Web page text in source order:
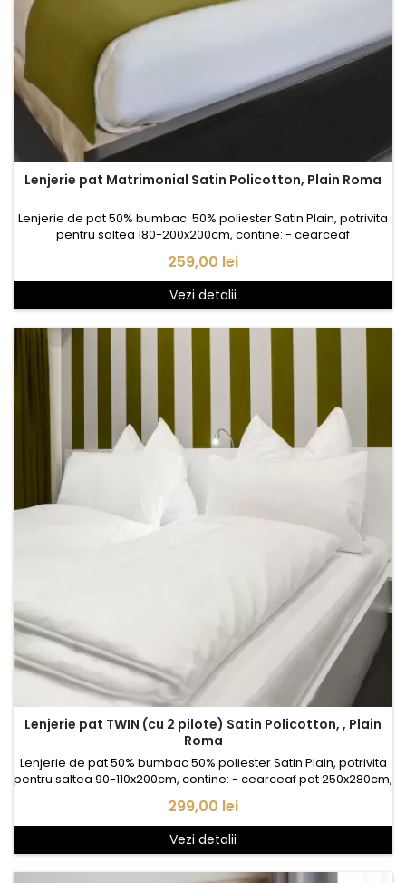
Lenjerie pat Matrimonial Satin Policotton, Plain Roma
Lenjerie de pat 50% bumbac 50% poliester Satin Plain, potrivita
pentru saltea 180-200x200cm, contine: - cearceaf
pat 250x280cm, Satin plain - husa pilota 1* 200x220cm, Satin
Satin plain - fata perna 2* 50x70cm, Satin plain
Pret
259,00 lei
Vezi detalii
Lenjerie pat TWIN (cu 2 pilote) Satin Policotton, , Plain
Roma
Lenjerie de pat 50% bumbac 50% poliester Satin Plain, potrivita
pentru saltea 90-110x200cm, contine: - cearceaf pat 250x280cm,
Satin plain - husa pilota 2* 150x210cm, Satin Satin plain - fata
perna 2* 50x70cm, Satin plain
Pret
299,00 lei
Vezi detalii